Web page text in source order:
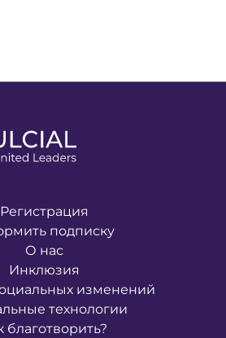
Регистрация
подписку
О нас
Инклюзия
изменений
технологии
благотворить?